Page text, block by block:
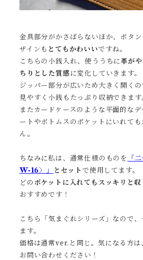
金具部分がかさばらないほか、ボタ
ザインも とてもかわいいですね。
こちらの小銭入れ、使ううちに革が
ちりとした質感に変化していきます。
ジッパー部分が広いため大きく開く
見やすく小銭もたっぷり収納できます
またカードケースのような平面的な
ートやボトムスのポケットにいれて
ん。
ちなみに私は、通常仕様のものを
「
W-16〉」
とセットで使用してます。
どの ポケットに入れてもスッキリと収
おすすめです！
こちら「気まぐれシリーズ」なので、
ます。
価格は通常ver.と同じ。気になる方は
お問い合わせください！